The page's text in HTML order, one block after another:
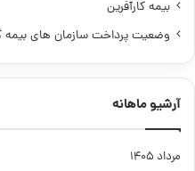
بیمه کارآفرین
وضعیت پرداخت سازمان های بیمه
آرشیو ماهانه
مرداد ۱۴۰۵